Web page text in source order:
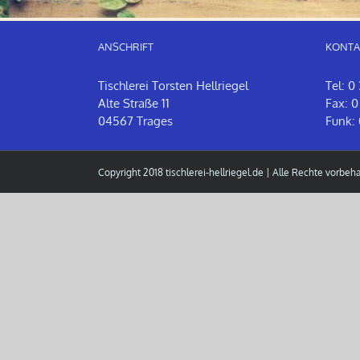
ANSCHRIFT
Tischlerei Torsten Hellriegel
Alte Straße 11
04567 Trages
Tel: 0
Fax:
Funk:
Copyright 2018 tischlerei-hellriegel.de | Alle Rechte